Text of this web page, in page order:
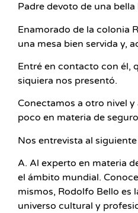
Padre devoto de una
Enamorado de la colonia
una mesa bien servida y,
Entré en contacto con él,
siquiera nos presentó.
Conectamos a otro nivel
poco en materia de
Nos entrevista al
A. Al experto en materia
el ámbito mundial.
mismos, Rodolfo Bello es
universo cultural y